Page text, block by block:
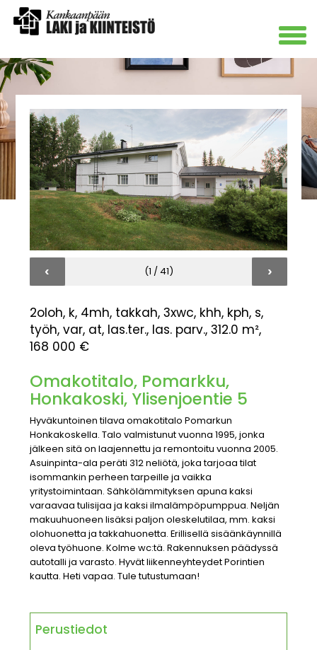
‹ (1 / 41) ›
2oloh, k, 4mh, takkah, 3xwc, khh, kph, s,
työh, var, at, las.ter., las. parv., 312.0 m²,
168 000 €
Omakotitalo, Pomarkku,
Honkakoski, Ylisenjoentie 5
Hyväkuntoinen tilava omakotitalo Pomarkun
Honkakoskella. Talo valmistunut vuonna 1995, jonka
jälkeen sitä on laajennettu ja remontoitu vuonna 2005.
Asuinpinta-ala peräti 312 neliötä, joka tarjoaa tilat
isommankin perheen tarpeille ja vaikka
yritystoimintaan. Sähkölämmityksen apuna kaksi
varaavaa tulisijaa ja kaksi ilmalämpöpumppua. Neljän
makuuhuoneen lisäksi paljon oleskelutilaa, mm. kaksi
olohuonetta ja takkahuonetta. Erillisellä sisäänkäynnillä
oleva työhuone. Kolme wc:tä. Rakennuksen päädyssä
autotalli ja varasto. Hyvät liikenneyhteydet Porintien
kautta. Heti vapaa. Tule tutustumaan!
Perustiedot